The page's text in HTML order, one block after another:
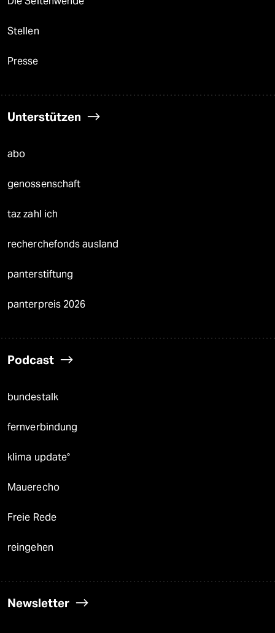
Stellen
Presse
Unterstützen
abo
genossenschaft
taz zahl ich
recherchefonds ausland
panterstiftung
panterpreis 2026
Podcast
bundestalk
fernverbindung
klima update°
Mauerecho
Freie Rede
reingehen
Newsletter